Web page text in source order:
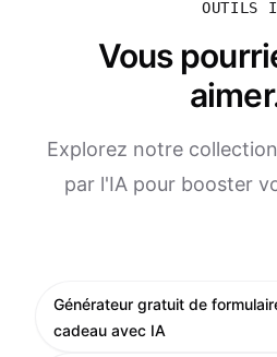
OUTILS
Vous
Explorez notre
par l'IA pour booster
Générateur gratuit de
cadeau avec IA